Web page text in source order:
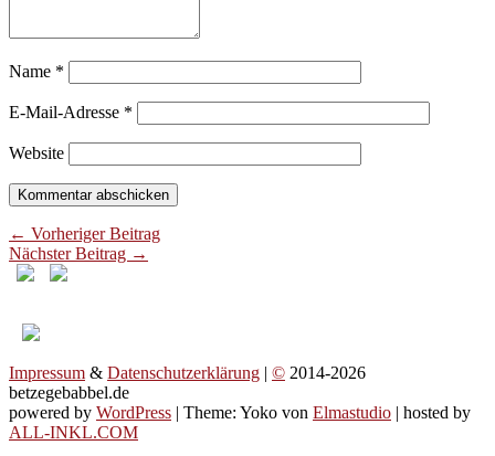
Name *
E-Mail-Adresse *
Website
← Vorheriger Beitrag
Nächster Beitrag →
Impressum & Datenschutzerklärung | © 2014-2026
betzegebabbel.de
powered by WordPress | Theme: Yoko von Elmastudio | hosted by
ALL-INKL.COM